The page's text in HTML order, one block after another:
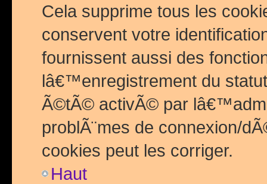
Cela supprime tous les
conservent votre
fournissent aussi des
lâ€™enregistrement du
Ã©tÃ© activÃ© par
problÃ¨mes de connexion/
cookies peut les corriger.
Haut